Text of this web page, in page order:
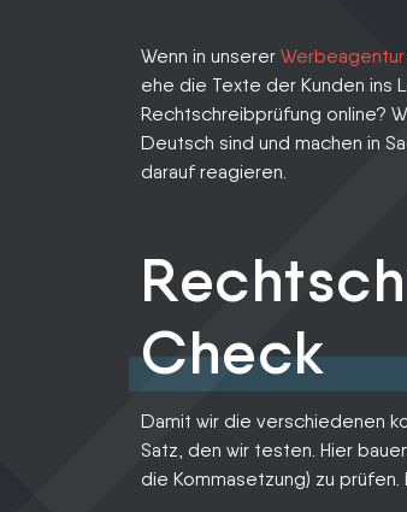
KARRIERE
LOGIN
Wenn in unserer Werbeagentur
ehe die Texte der Kunden ins
Rechtschreibprüfung online?
Deutsch sind und machen in
darauf reagieren.
Check
Damit wir die verschiedenen
Satz, den wir testen. Hier
die Kommasetzung) zu